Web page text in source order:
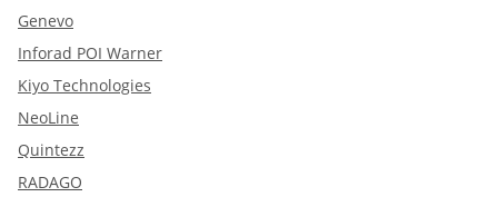
Genevo
Inforad POI Warner
Kiyo Technologies
NeoLine
Quintezz
RADAGO